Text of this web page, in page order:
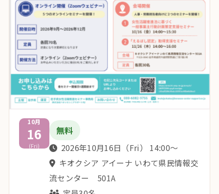
10月
16
(Fri)
無料
2026年10月16日（Fri） 14:00〜
キオクシア アイーナ いわて県民情報交
流センター 501A